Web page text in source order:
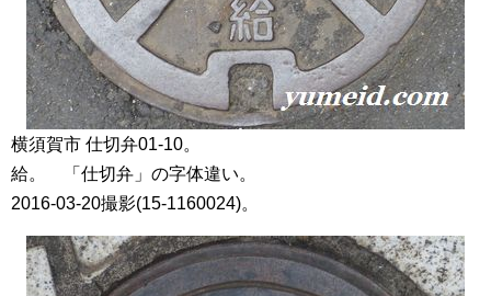
横須賀市 仕切弁01-10。
給。 「仕切弁」の字体違い。
2016-03-20撮影(15-1160024)。